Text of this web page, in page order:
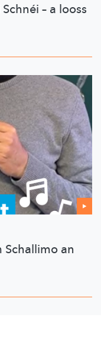
– a looss
an